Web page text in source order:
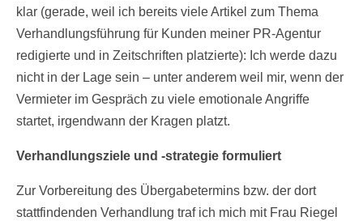
klar (gerade, weil ich bereits viele Artikel zum Thema
Verhandlungsführung für Kunden meiner PR-Agentur
redigierte und in Zeitschriften platzierte): Ich werde dazu
nicht in der Lage sein – unter anderem weil mir, wenn der
Vermieter im Gespräch zu viele emotionale Angriffe
startet, irgendwann der Kragen platzt.
Verhandlungsziele und -strategie formuliert
Zur Vorbereitung des Übergabetermins bzw. der dort
stattfindenden Verhandlung traf ich mich mit Frau Riegel